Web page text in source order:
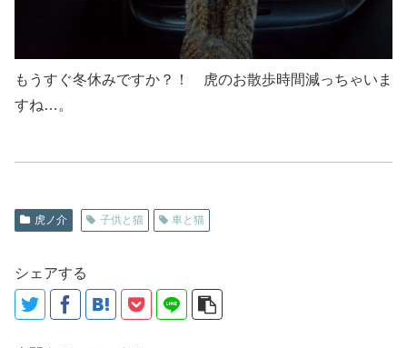
もうすぐ冬休みですか？！ 虎のお散歩時間減っちゃいま
すね…。
虎ノ介 子供と猫 車と猫
シェアする